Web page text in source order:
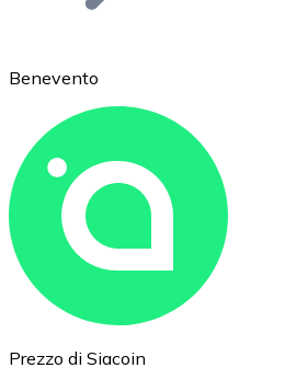
Ethereum
ETH
Benevento
Prezzo di Siacoin